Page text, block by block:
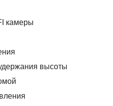
камеры
высоты